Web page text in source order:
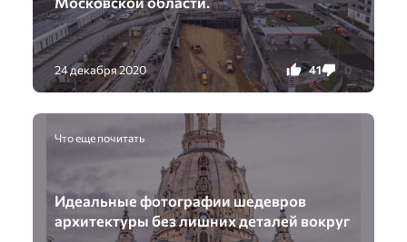
24 декабря 2020 41 0
Что еще почитать
Идеальные фотографии шедевров
архитектуры без лишних деталей вокруг